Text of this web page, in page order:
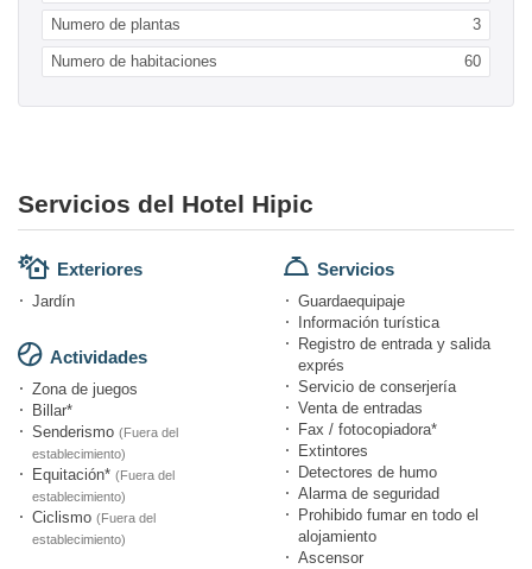
Numero de plantas 3
Numero de habitaciones 60
Servicios del Hotel Hipic
Exteriores
Jardín
Actividades
Zona de juegos
Billar*
Senderismo (Fuera del
establecimiento)
Equitación* (Fuera del
establecimiento)
Ciclismo (Fuera del
establecimiento)
Servicios
Guardaequipaje
Información turística
Registro de entrada y salida
exprés
Servicio de conserjería
Venta de entradas
Fax / fotocopiadora*
Extintores
Detectores de humo
Alarma de seguridad
Prohibido fumar en todo el
alojamiento
Ascensor